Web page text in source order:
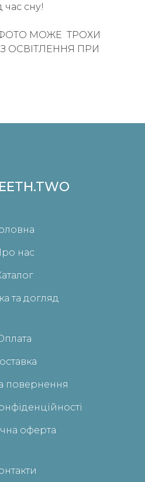
час сну!
МОЖЕ ТРОХИ
ОСВІТЛЕННЯ ПРИ
нас
та догляд
повернення
оферта